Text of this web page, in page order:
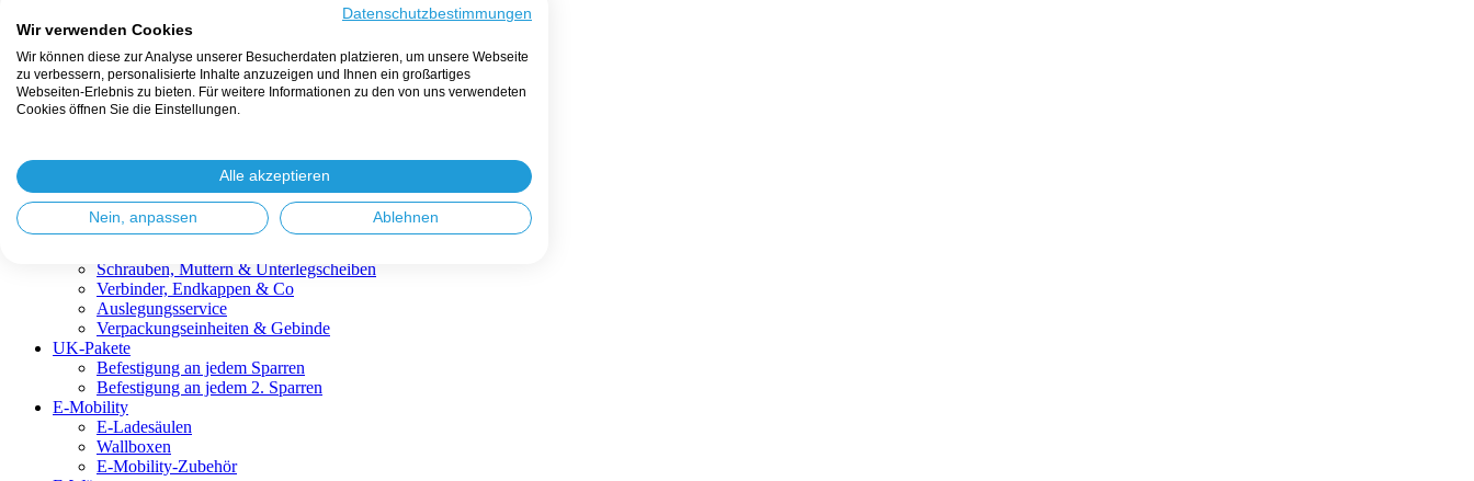
mit Hochvoltspeicher
HEMS-fähige Speicherpakete
mit Niedervoltspeicher
Unterkonstruktion
Aufständerung
Fassadenlösungen
Kabelmanagement
Metalldachplatten
Modulklemmen
Schrauben, Muttern & Unterlegscheiben
Verbinder, Endkappen & Co
Auslegungsservice
Verpackungseinheiten & Gebinde
UK-Pakete
Befestigung an jedem Sparren
Befestigung an jedem 2. Sparren
E-Mobility
E-Ladesäulen
Wallboxen
E-Mobility-Zubehör
Datenschutzbestimmungen
Wir verwenden Cookies
Wir können diese zur Analyse unserer Besucherdaten platzieren, um unsere Webseite
zu verbessern, personalisierte Inhalte anzuzeigen und Ihnen ein großartiges
Webseiten-Erlebnis zu bieten. Für weitere Informationen zu den von uns verwendeten
Cookies öffnen Sie die Einstellungen.
Alle akzeptieren
Nein, anpassen Ablehnen